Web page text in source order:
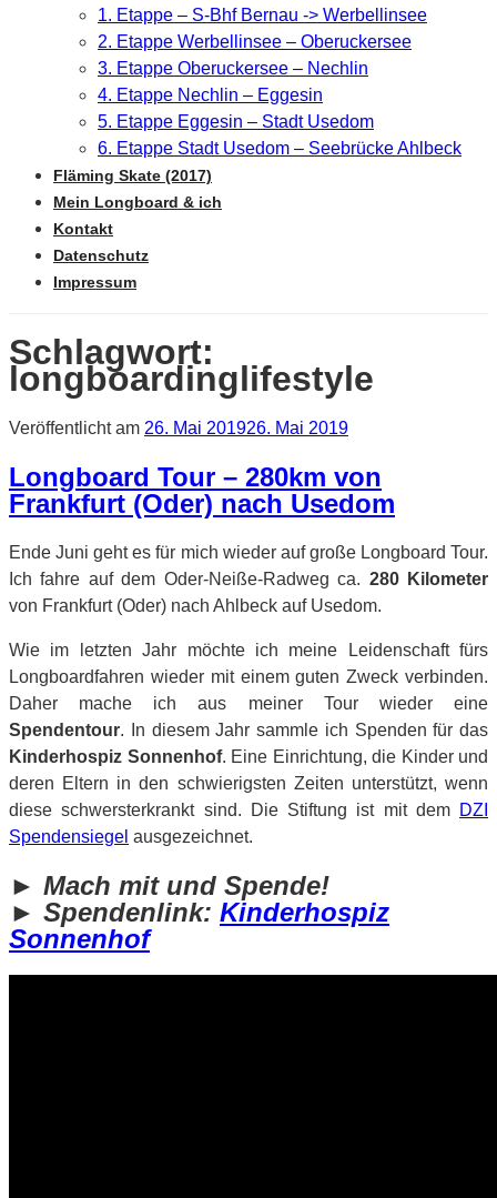
1. Etappe – S-Bhf Bernau -> Werbellinsee
2. Etappe Werbellinsee – Oberuckersee
3. Etappe Oberuckersee – Nechlin
4. Etappe Nechlin – Eggesin
5. Etappe Eggesin – Stadt Usedom
6. Etappe Stadt Usedom – Seebrücke Ahlbeck
Fläming Skate (2017)
Mein Longboard & ich
Kontakt
Datenschutz
Impressum
Schlagwort:
longboardinglifestyle
Veröffentlicht am 26. Mai 201926. Mai 2019
Longboard Tour – 280km von
Frankfurt (Oder) nach Usedom
Ende Juni geht es für mich wieder auf große Longboard Tour.
Ich fahre auf dem Oder-Neiße-Radweg ca. 280 Kilometer
von Frankfurt (Oder) nach Ahlbeck auf Usedom.
Wie im letzten Jahr möchte ich meine Leidenschaft fürs
Longboardfahren wieder mit einem guten Zweck verbinden.
Daher mache ich aus meiner Tour wieder eine
Spendentour. In diesem Jahr sammle ich Spenden für das
Kinderhospiz Sonnenhof. Eine Einrichtung, die Kinder und
deren Eltern in den schwierigsten Zeiten unterstützt, wenn
diese schwersterkrankt sind. Die Stiftung ist mit dem DZI
Spendensiegel ausgezeichnet.
► Mach mit und Spende!
► Spendenlink: Kinderhospiz
Sonnenhof